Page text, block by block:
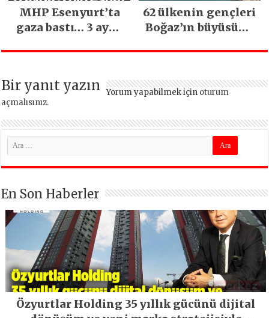
MHP Esenyurt’ta
gaza bastı… 3 ayda
edildi
62 ülkenin gençleri
Boğaz’ın büyüsüne
Bir yanıt yazın Yorum yapabilmek için oturum
açmalısınız.
En Son Haberler
Özyurtlar Holding 35 yıllık gücünü dijital